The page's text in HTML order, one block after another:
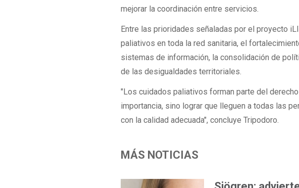
mejorar la coordinación entre servicios.
Entre las prioridades señaladas por el proyecto
paliativos en toda la red sanitaria, el
sistemas de información, la consolidación de
de las desigualdades territoriales.
"Los cuidados paliativos forman parte del
importancia, sino lograr que lleguen a todas las
con la calidad adecuada", concluye Tripodoro.
MÁS NOTICIAS